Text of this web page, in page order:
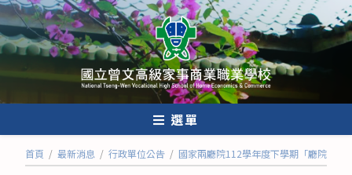
跳
轉
至
內
選單
首頁 / 最新消息 / 行政單位公告 / 國家兩廳院112學年度下學期「廳院學計